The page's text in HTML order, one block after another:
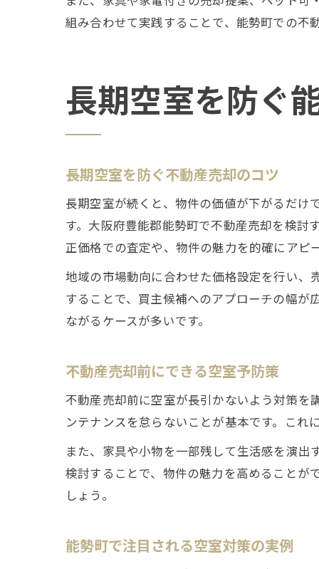
組み合わせて実践することで、能勢町での不
長期空室を防ぐ
長期空室を防ぐ不動産売却のコツ
長期空室が続くと、物件の価値が下がるだけ
す。大阪府豊能郡能勢町で不動産売却を検討
正価格での査定や、物件の魅力を的確にアピ
地域の市場動向に合わせた価格設定を行い、
することで、買主候補へのアプローチの幅が
ながるケースが多いです。
不動産売却前にできる空室予防策
不動産売却前に空室が長引かないよう対策を
ンテナンスを怠らないことが基本です。これ
また、家具や小物を一部残して生活感を演
検討することで、物件の魅力を高めることが
しょう。
能勢町で注目される空室対策の実例